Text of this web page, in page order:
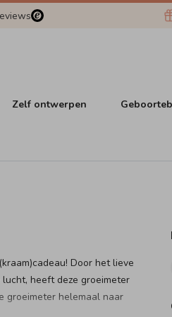
Zelf ontwerpen
Door het lieve
heeft deze groeimeter
groeimeter helemaal naar